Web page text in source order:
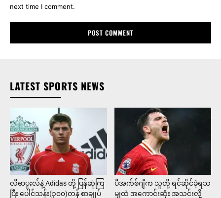
next time I comment.
LATEST SPORTS NEWS
လီဗာပူးလ်နဲ့ Adidas တို့ ပြန်ဆုံကြ
ပြီး ပေါင်သန်း(၃၀၀)တန် စာချုပ်
ပီအက်စ်ဂျီက သူတို့ ရင်ဆိုင်ခဲ့ရသ
မျှထဲ အကောင်းဆုံး အသင်းလို့